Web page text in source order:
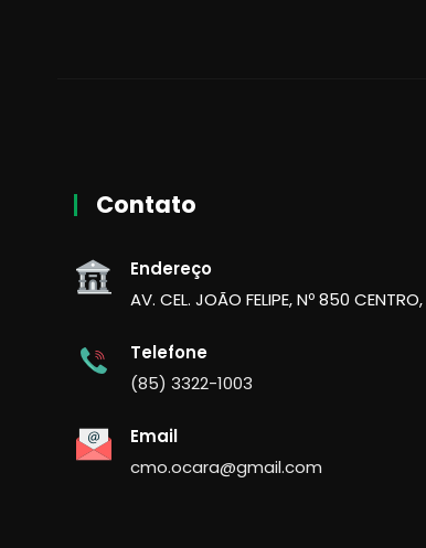
Contato
Endereço
AV. CEL. JOÃO FELIPE, Nº 850
Telefone
(85) 3322-1003
Email
cmo.ocara@gmail.com